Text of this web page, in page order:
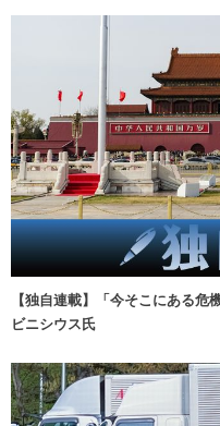
【独自連載】「今そこにある
ビニシウス氏